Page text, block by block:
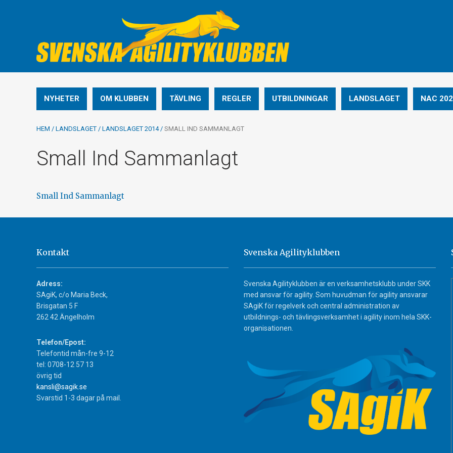
NYHETER OM KLUBBEN TÄVLING REGLER UTBILDNINGAR LANDSLAGET NAC
HEM / LANDSLAGET / LANDSLAGET 2014/ SMALL IND SAMMANLAGT
Small Ind Sammanlagt
Small Ind Sammanlagt
Kontakt
Adress:
SAgiK, c/o Maria Beck,
Brisgatan 5 F
262 42 Ängelholm
Telefon/Epost:
Telefontid mån-fre 9-12
tel: 0708-12 57 13
övrig tid
kansli@sagik.se
Svarstid 1-3 dagar på mail.
Svenska Agilityklubben
Svenska Agilityklubben är en verksamhetsklubb under SKK
med ansvar för agility. Som huvudman för agility ansvarar
SAgiK för regelverk och central administration av
utbildnings- och tävlingsverksamhet i agility inom hela SKK-
organisationen.